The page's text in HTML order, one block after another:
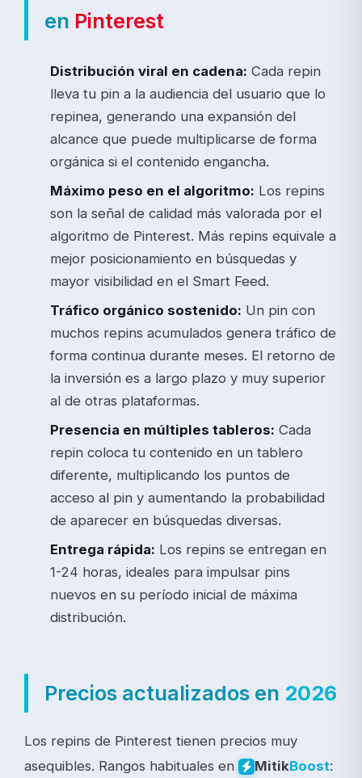
en Pinterest
Distribución viral en cadena: Cada repin
lleva tu pin a la audiencia del usuario que lo
repinea, generando una expansión del
alcance que puede multiplicarse de forma
orgánica si el contenido engancha.
Máximo peso en el algoritmo: Los repins
son la señal de calidad más valorada por el
algoritmo de Pinterest. Más repins equivale a
mejor posicionamiento en búsquedas y
mayor visibilidad en el Smart Feed.
Tráfico orgánico sostenido: Un pin con
muchos repins acumulados genera tráfico de
forma continua durante meses. El retorno de
la inversión es a largo plazo y muy superior
al de otras plataformas.
Presencia en múltiples tableros: Cada
repin coloca tu contenido en un tablero
diferente, multiplicando los puntos de
acceso al pin y aumentando la probabilidad
de aparecer en búsquedas diversas.
Entrega rápida: Los repins se entregan en
1-24 horas, ideales para impulsar pins
nuevos en su período inicial de máxima
distribución.
Precios actualizados en 2026
Los repins de Pinterest tienen precios muy
asequibles. Rangos habituales en
MitikBoost: